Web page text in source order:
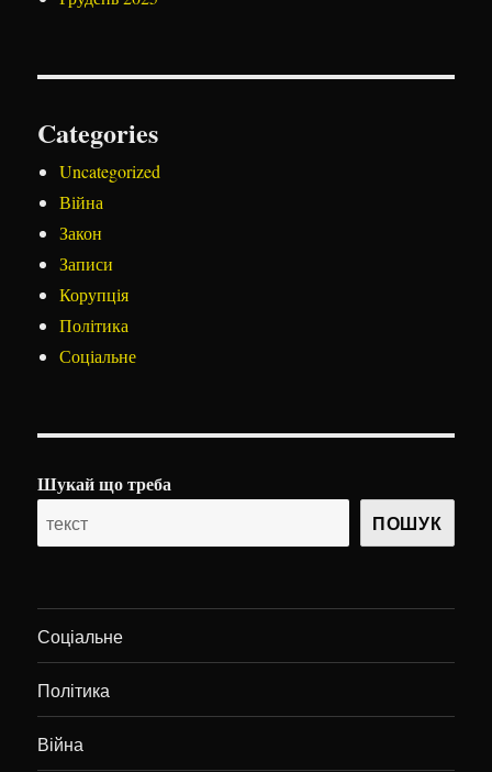
Categories
Uncategorized
Війна
Закон
Записи
Корупція
Політика
Соціальне
Шукай що треба
ПОШУК
Соціальне
Політика
Війна